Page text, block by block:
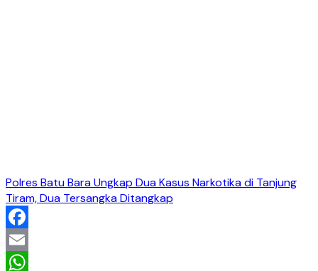
Polres Batu Bara Ungkap Dua Kasus Narkotika di Tanjung
Tiram, Dua Tersangka Ditangkap
Facebook
Email